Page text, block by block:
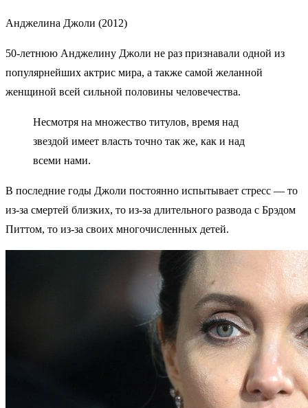
Анджелина Джоли (2012)
50-летнюю Анджелину Джоли не раз признавали одной из
популярнейших актрис мира, а также самой желанной
женщиной всей сильной половины человечества.
Несмотря на множество титулов, время над
звездой имеет власть точно так же, как и над
всеми нами.
В последние годы Джоли постоянно испытывает стресс — то
из-за смертей близких, то из-за длительного развода с Брэдом
Питтом, то из-за своих многочисленных детей.